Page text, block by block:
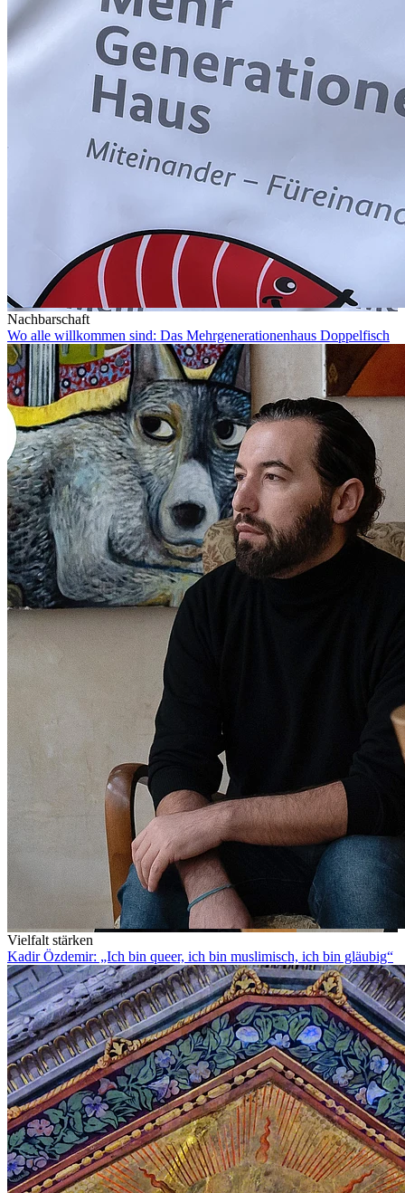
Nachbarschaft
Wo alle willkommen sind: Das Mehrgenerationenhaus Doppelfisch
Vielfalt stärken
Kadir Özdemir: „Ich bin queer, ich bin muslimisch, ich bin gläubig“